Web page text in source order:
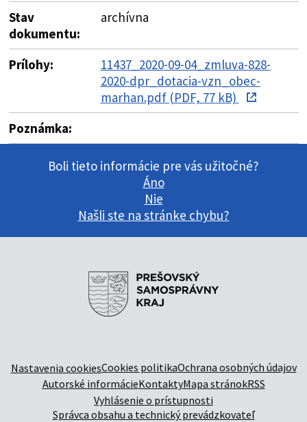
Stav
dokumentu:
archívna
Prílohy:
11437_2020-09-04_zmluva-828-
2020-dpr_dotacia-vzn_obec-
marhan.pdf (PDF, 77 kB)
Poznámka:
Boli tieto informácie pre vás užitočné?
Áno
Nie
Našli ste na stránke chybu?
Nastavenia cookiesCookies politikaOchrana osobných údajov
Autorské informácieKontaktyMapa stránokRSS
Vyhlásenie o prístupnosti
Správca obsahu a technický prevádzkovateľ